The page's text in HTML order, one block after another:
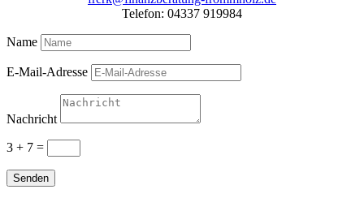
Telefon: 04337 919984
Name
E-Mail-Adresse
Nachricht
3 + 7 =
Senden